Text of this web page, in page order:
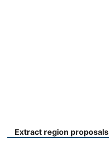
Extract region proposals